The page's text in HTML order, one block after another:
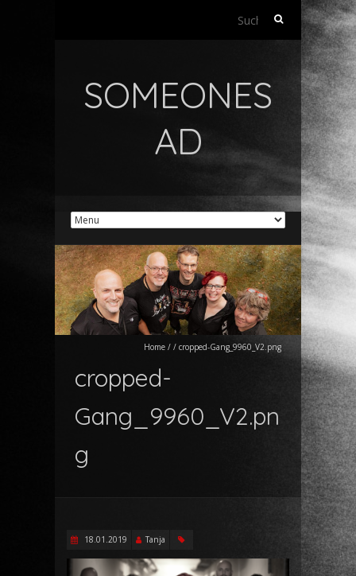
Suchen
SOMEONES
AD
Home / / cropped-Gang_9960_V2.png
cropped-
Gang_9960_V2.pn
g
18.01.2019 Tanja